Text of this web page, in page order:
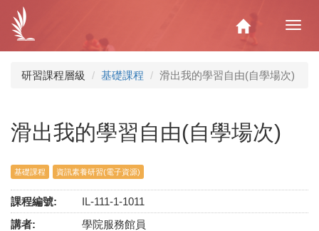
內
Home
研習課程層級 基礎課程 滑出我的學習自由(自學場次)
滑出我的學習自由(自學場次)
基礎課程 資訊素養研習(電子資源)
課程編號:
IL-111-1-1011
講者:
學院服務館員